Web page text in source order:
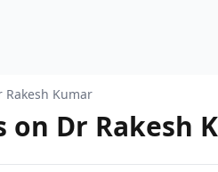
Rakesh Kumar
on Dr Rakesh